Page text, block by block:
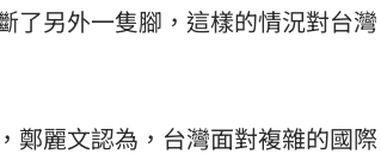
了另外一隻腳，這樣的情況對台灣
鄭麗文認為，台灣面對複雜的國際